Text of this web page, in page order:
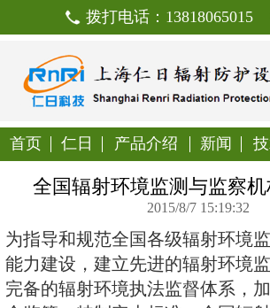
拨打电话：
产品介绍
全国辐射环境监
2015/